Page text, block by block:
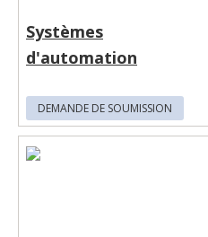
Systèmes
d'automation
DEMANDE DE SOUMISSION